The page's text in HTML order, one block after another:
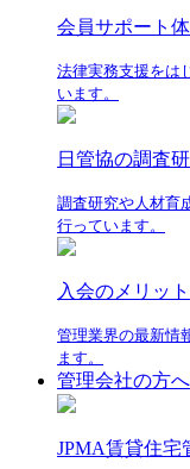
会員サポート体
法律実務支援をは
います。
日管協の調査
調査研究や人材育
行っています。
入会のメリット
管理業界の最新情
ます。
管理会社の方へ
JPMA賃貸住宅